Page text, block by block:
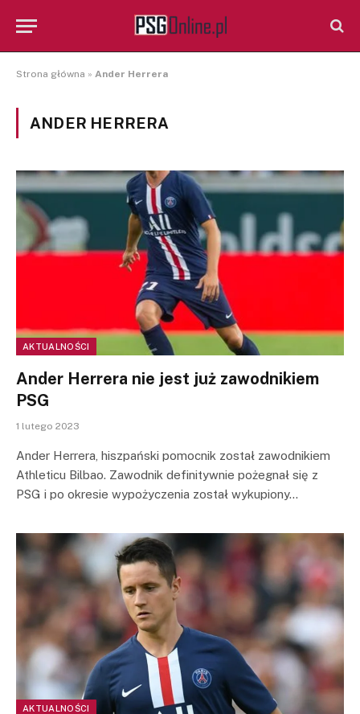
Strona główna » Ander Herrera
ANDER HERRERA
AKTUALNOŚCI
Ander Herrera nie jest już zawodnikiem
PSG
1 lutego 2023
Ander Herrera, hiszpański pomocnik został zawodnikiem
Athleticu Bilbao. Zawodnik definitywnie pożegnał się z
PSG i po okresie wypożyczenia został wykupiony…
AKTUALNOŚCI